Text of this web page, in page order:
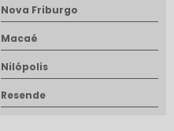
Nova Friburgo
Macaé
Nilópolis
Resende